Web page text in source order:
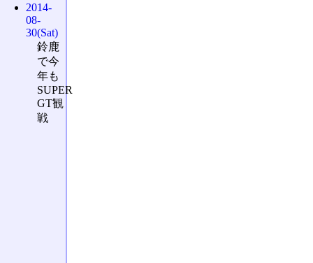
2014-
08-
30(Sat)
鈴鹿
で今
年も
SUPER
GT観
戦